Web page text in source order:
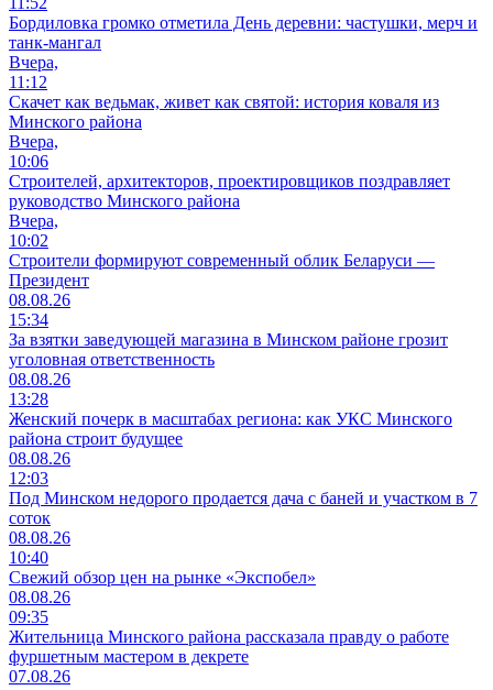
Бордиловка громко отметила День деревни: частушки, мерч и
танк-мангал
Вчера,
11:12
Скачет как ведьмак, живет как святой: история коваля из
Минского района
Вчера,
10:06
Cтроителей, архитекторов, проектировщиков поздравляет
руководство Минского района
Вчера,
10:02
Строители формируют современный облик Беларуси —
Президент
08.08.26
15:34
За взятки заведующей магазина в Минском районе грозит
уголовная ответственность
08.08.26
13:28
Женский почерк в масштабах региона: как УКС Минского
района строит будущее
08.08.26
12:03
Под Минском недорого продается дача с баней и участком в 7
соток
08.08.26
10:40
Свежий обзор цен на рынке «Экспобел»
08.08.26
09:35
Жительница Минского района рассказала правду о работе
фуршетным мастером в декрете
07.08.26